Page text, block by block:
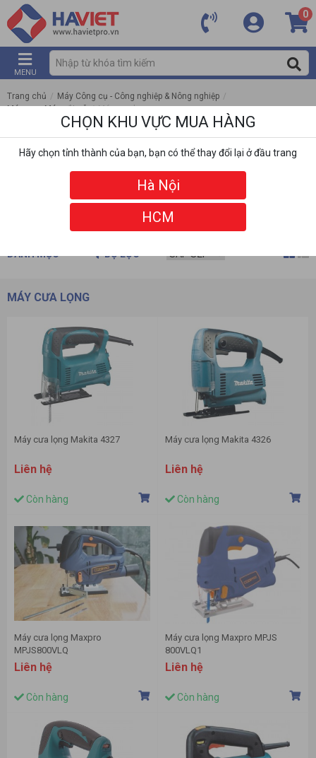
0
MENU
Trang chủ / Máy Công cụ - Công nghiệp & Nông nghiệp /
Máy cưa, Máy cắt gỗ / Máy cưa lọng
DANH MỤC BỘ LỌC
MÁY CƯA LỌNG
Máy cưa lọng Makita 4327
Liên hệ
Còn hàng
Máy cưa lọng Makita 4326
Liên hệ
Còn hàng
Máy cưa lọng Maxpro
MPJS800VLQ
Liên hệ
Còn hàng
Máy cưa lọng Maxpro MPJS
800VLQ1
Liên hệ
Còn hàng
CHỌN KHU VỰC MUA HÀNG
Hãy chọn tỉnh thành của bạn, bạn có thể thay đổi lại ở đầu trang
Hà Nội
HCM